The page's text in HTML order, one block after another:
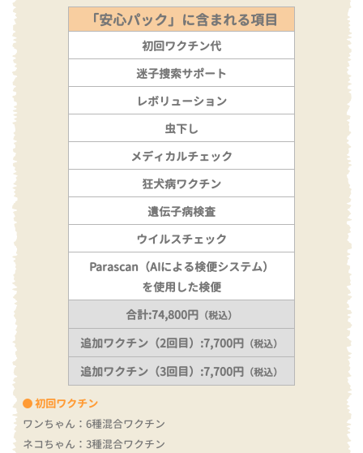
初回ワクチン
ワンちゃん：6種混合ワクチン
ネコちゃん：3種混合ワクチン
「安心パック」に含まれる項目
初回ワクチン代
迷子捜索サポート
レボリューション
虫下し
メディカルチェック
狂犬病ワクチン
遺伝子病検査
ウイルスチェック
Parascan（AIによる検便システム）
を使用した検便
合計:74,800円 （税込）
追加ワクチン（2回目）:7,700円 （税込）
追加ワクチン（3回目）:7,700円 （税込）